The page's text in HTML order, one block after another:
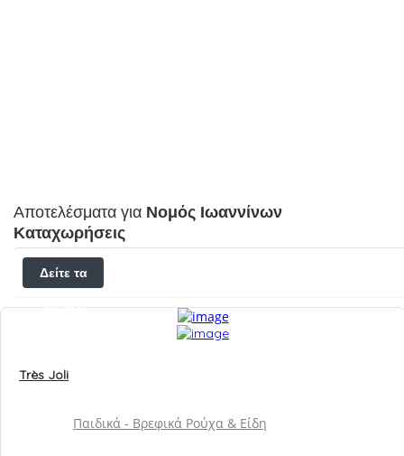
Αποτελέσματα για Νομός Ιωαννίνων
Καταχωρήσεις
Δείτε τα
φίλτρα
Très Joli
Παιδικά - Βρεφικά Ρούχα & Είδη